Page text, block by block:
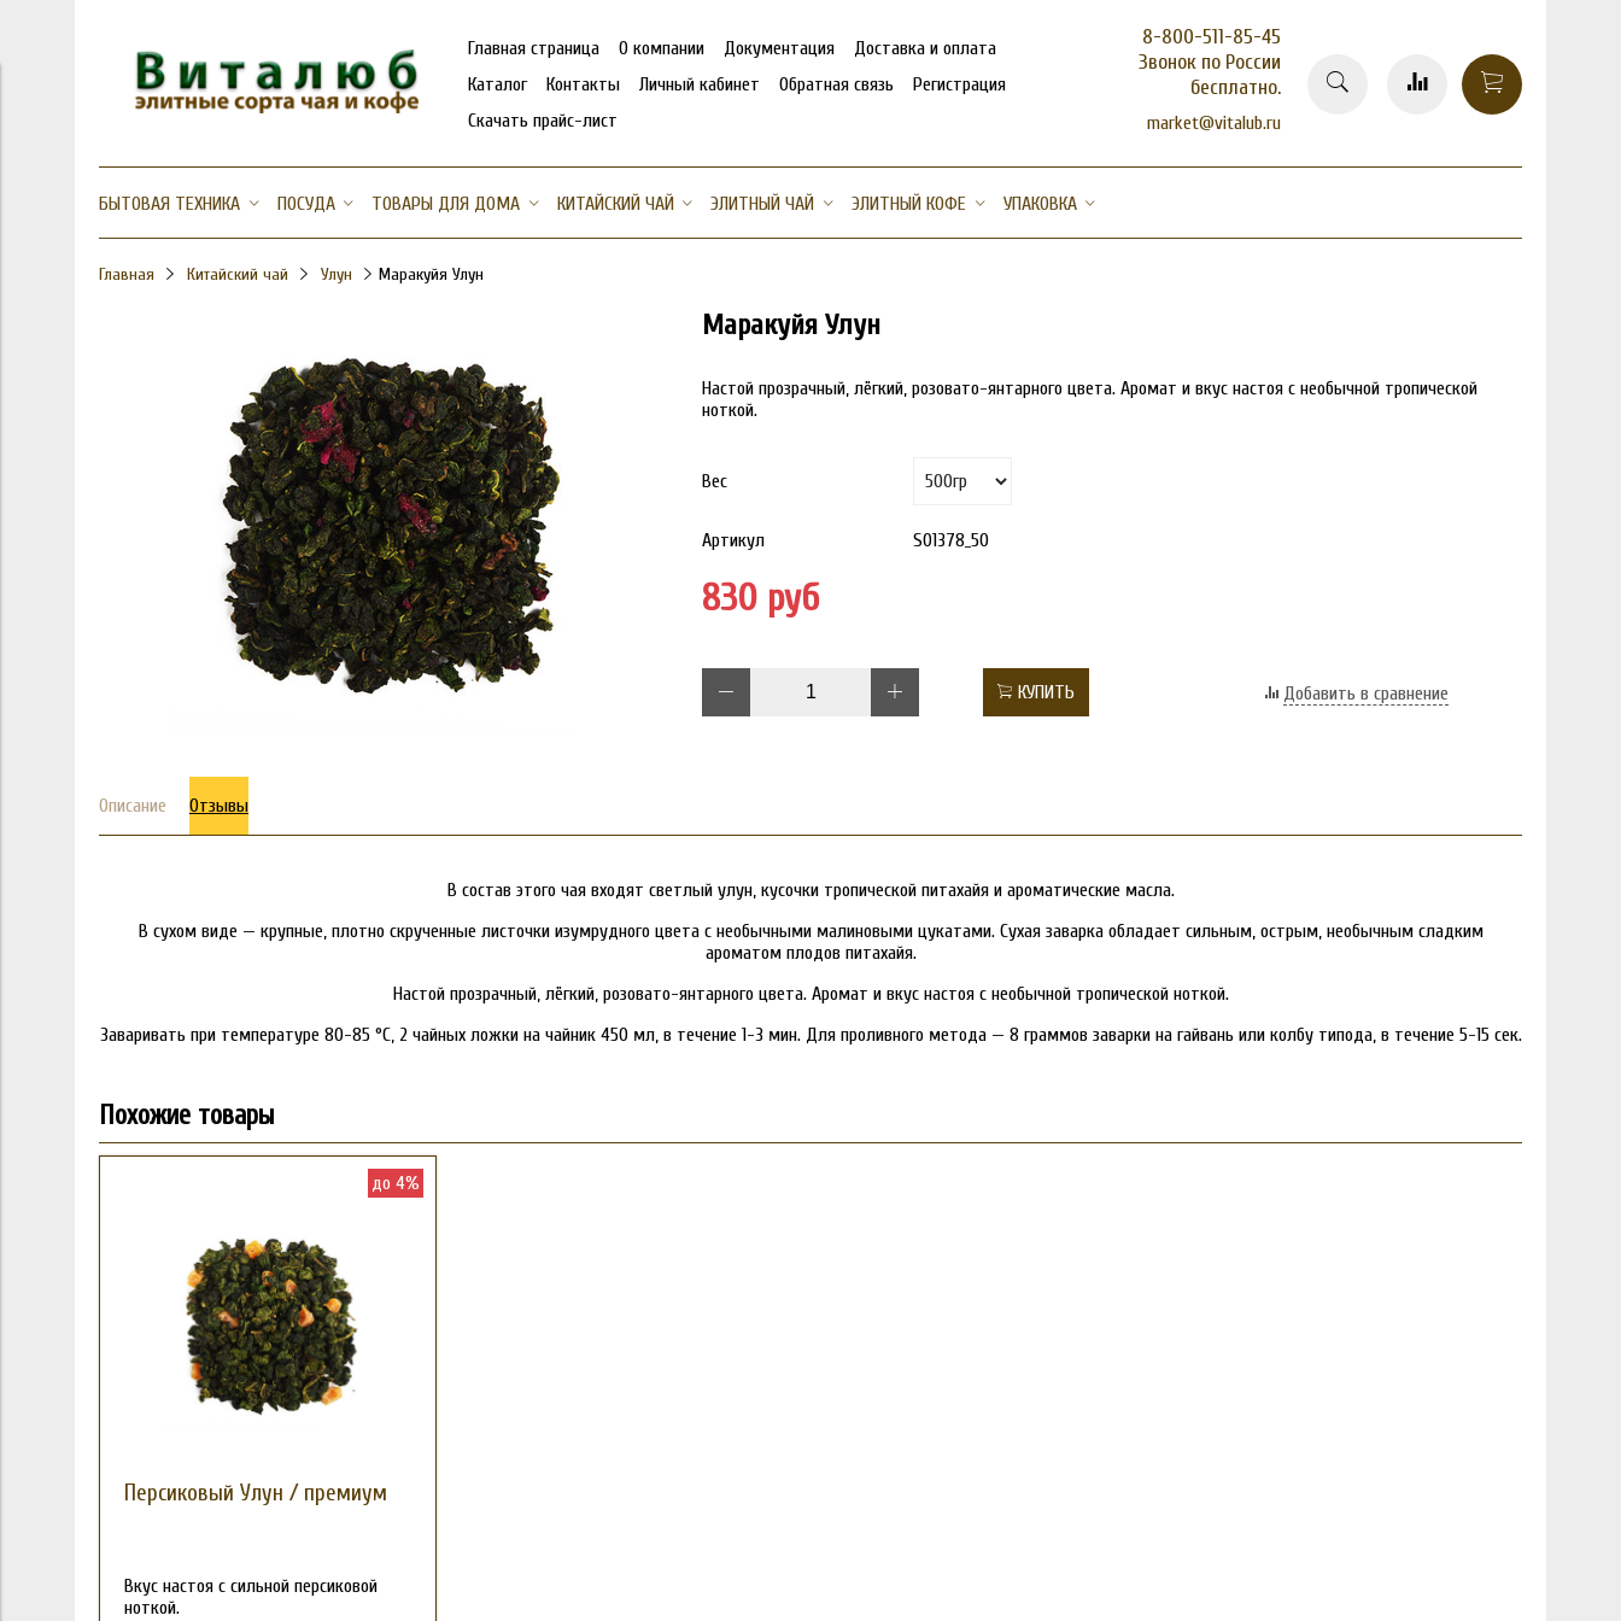
Главная страница О компании Документация
Доставка и оплата
Каталог
Контакты Личный кабинет Обратная связь
Регистрация
Скачать прайс-лист
8-800-511-85-45
Звонок по России
бесплатно.
market@vitalub.ru
БЫТОВАЯ ТЕХНИКА ПОСУДА ТОВАРЫ ДЛЯ ДОМА КИТАЙСКИЙ ЧАЙ ЭЛИТНЫЙ ЧАЙ ЭЛИТНЫЙ КОФЕ УПАКОВКА
Главная Китайский чай Улун Маракуйя Улун
Маракуйя Улун
Настой прозрачный, лёгкий, розовато-янтарного цвета. Аромат и вкус настоя с необычной тропической
ноткой.
Вес
Артикул S01378_50
830 руб
КУПИТЬ Добавить в сравнение
Описание Отзывы
В состав этого чая входят светлый улун, кусочки тропической питахайя и ароматические масла.
В сухом виде — крупные, плотно скрученные листочки изумрудного цвета с необычными малиновыми цукатами. Сухая заварка обладает сильным, острым, необычным сладким
ароматом плодов питахайя.
Настой прозрачный, лёгкий, розовато-янтарного цвета. Аромат и вкус настоя с необычной тропической ноткой.
Заваривать при температуре 80-85 °C, 2 чайных ложки на чайник 450 мл, в течение 1-3 мин. Для проливного метода — 8 граммов заварки на гайвань или колбу типода, в течение 5-15 сек.
Похожие товары
до 4%
Персиковый Улун / премиум
Вкус настоя с сильной персиковой
ноткой.